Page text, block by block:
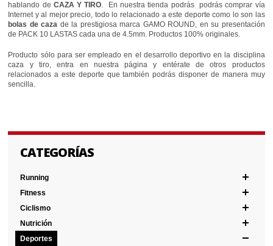
hablando de CAZA Y TIRO. En nuestra tienda podrás podrás comprar vía
Internet y al mejor precio, todo lo relacionado a este deporte como lo son las
bolas de caza de la prestigiosa marca GAMO ROUND, en su presentación
de PACK 10 LASTAS cada una de 4.5mm. Productos 100% originales.
Producto sólo para ser empleado en el desarrollo deportivo en la disciplina
caza y tiro, entra en nuestra página y entérate de otros productos
relacionados a este deporte que también podrás disponer de manera muy
sencilla.
CATEGORÍAS
Running
Fitness
Ciclismo
Nutrición
Deportes